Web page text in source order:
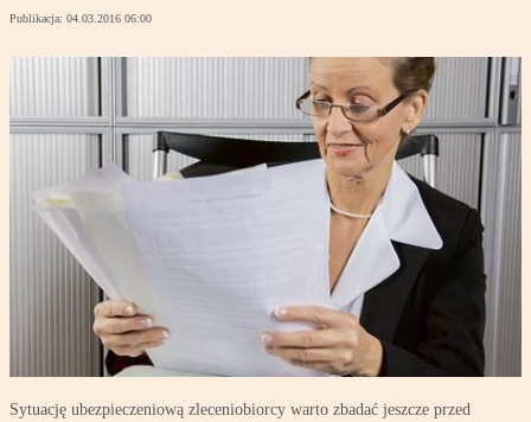
Publikacja: 04.03.2016 06:00
Sytuację ubezpieczeniową zleceniobiorcy warto zbadać jeszcze przed